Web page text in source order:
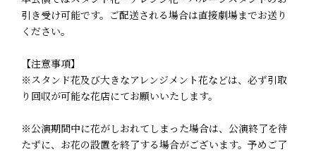
引き受け可能です。ご配送される場合は直接劇場までお送り
ください。
【注意事項】
※スタンド花及び大きなアレンジメント花などは、必ず引取
り回収が可能な花店にてお願いいたします。
※公演期間中に花がしおれてしまった場合は、公演終了を待
たずに、お花の設置を終了する場合がございます。予めご了